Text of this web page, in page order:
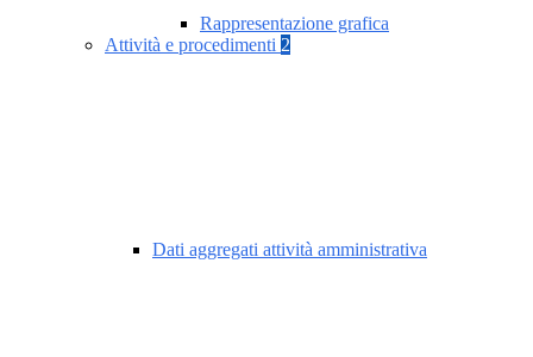
Rappresentazione grafica
Attività e procedimenti 2
Dati aggregati attività amministrativa